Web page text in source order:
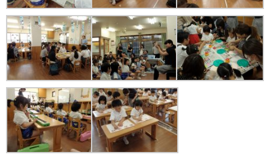
防災計画
06-6915-8558